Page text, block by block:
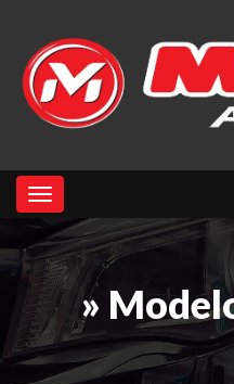
Toggle navigation
»